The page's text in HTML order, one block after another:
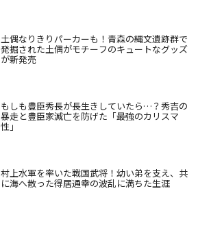
土偶なりきりパーカーも！青森の縄文遺跡群で
発掘された土偶がモチーフのキュートなグッズ
が新発売
もしも豊臣秀長が長生きしていたら…？秀吉の
暴走と豊臣家滅亡を防げた「最強のカリスマ
性」
村上水軍を率いた戦国武将！幼い弟を支え、共
に海へ散った得居通幸の波乱に満ちた生涯